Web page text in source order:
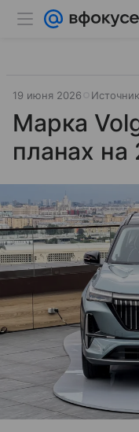
19 июня 2026
Марка
планах на